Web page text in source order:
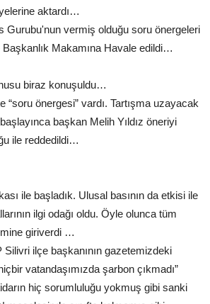
aktardı…
Gurubu'nun vermiş olduğu soru önergeleri
Makamına Havale edildi…
biraz konuşuldu…
“soru önergesi” vardı. Tartışma uzayacak
başkan Melih Yıldız öneriyi
ile reddedildi…
ile başladık. Ulusal basının da etkisi ile
ilgi odağı oldu. Öyle olunca tüm
giriverdi …
ilçe başkanının gazetemizdeki
vatandaşımızda şarbon çıkmadı”
hiç sorumluluğu yokmuş gibi sanki